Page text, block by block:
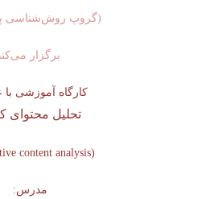
(گروپ روش‌شناسی
برگزار
کارگاه آموزشی با
تحلیل محتوای
(
content analysis
مدرس: